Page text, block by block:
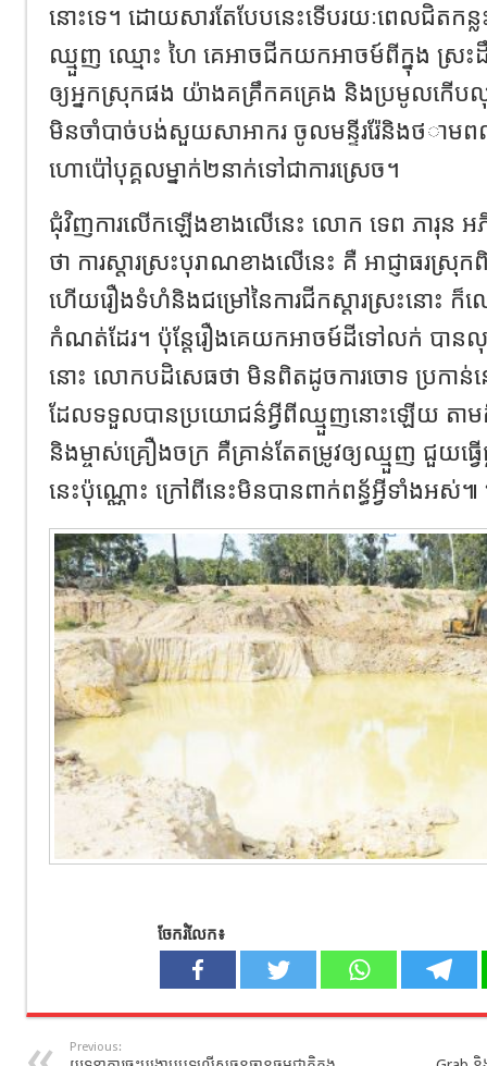
នោះទេ។ ដោយសារតែបែបនេះទើបរយៈពេលជិតកន្
ឈ្មួញ ឈ្មោះ ហៃ គេអាចជីកយកអាចម៍​ពីក្នុង ស្រ
ឲ្យ​អ្នកស្រុកផង យ៉ាងគគ្រឹកគគ្រេង និង​ប្រមូល​​កើ
មិនចាំ​បាច់​បង់សួយសាអាករ ចូលមន្ទីររ៉ែ​និង​ថ​ាមព
ហោប៉ៅបុគ្គលម្នាក់២នាក់ទៅជាការ​ស្រេច។
ជុំវិញការលើកឡើងខាងលើនេះ លោក ទេព ភារុន អ
ថា ការស្តារស្រះបុរាណខាង​លើនេះ គឺ​ អាជ្ញាធរស្រុ
ហើយរឿងទំហំនិងជម្រៅនៃការ​ជីកស្តារស្រះនោះ
កំណត់ដែរ។ ប៉ុន្តែរឿងគេយក​អាចម៍ដីទៅលក់ បា
នោះ លោកបដិសេធថា មិនពិត​ដូច​ការចោទ ប្រកាន់ន
ដែលទទួលបានប្រយោជន៌អ្វីពីឈ្មួញនោះឡើយ តាមកិច្
និងម្ចាស់​គ្រឿងចក្រ គឺគ្រាន់តែតម្រូវ​ឲ្យ​ឈ្មួញ​ ជួយធ្
នេះប៉ុណ្ណោះ ក្រៅពីនេះមិនបានពាក់ពន្ធ័អ្វីទាំងអស់
ចែករំលែក៖
Previous: